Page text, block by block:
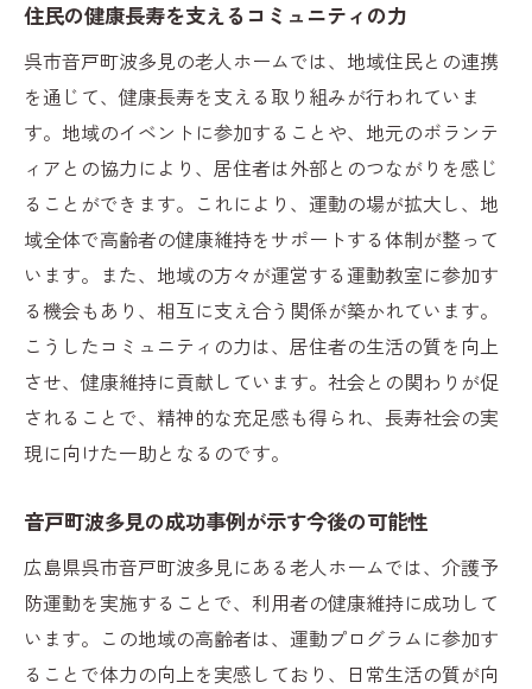
住民の健康長寿を支えるコミュニティの力
呉市音戸町波多見の老人ホームでは、地域住民との連携
を通じて、健康長寿を支える取り組みが行われていま
す。地域のイベントに参加することや、地元のボランテ
ィアとの協力により、居住者は外部とのつながりを感じ
ることができます。これにより、運動の場が拡大し、地
域全体で高齢者の健康維持をサポートする体制が整って
います。また、地域の方々が運営する運動教室に参加す
る機会もあり、相互に支え合う関係が築かれています。
こうしたコミュニティの力は、居住者の生活の質を向上
させ、健康維持に貢献しています。社会との関わりが促
されることで、精神的な充足感も得られ、長寿社会の実
現に向けた一助となるのです。
音戸町波多見の成功事例が示す今後の可能性
広島県呉市音戸町波多見にある老人ホームでは、介護予
防運動を実施することで、利用者の健康維持に成功して
います。この地域の高齢者は、運動プログラムに参加す
ることで体力の向上を実感しており、日常生活の質が向